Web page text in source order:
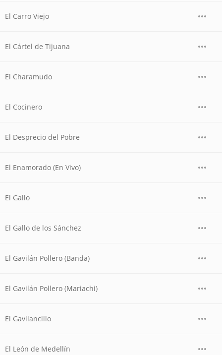
El Carro Viejo
El Cártel de Tijuana
El Charamudo
El Cocinero
El Desprecio del Pobre
El Enamorado (En Vivo)
El Gallo
El Gallo de los Sánchez
El Gavilán Pollero (Banda)
El Gavilán Pollero (Mariachi)
El Gavilancillo
El León de Medellín